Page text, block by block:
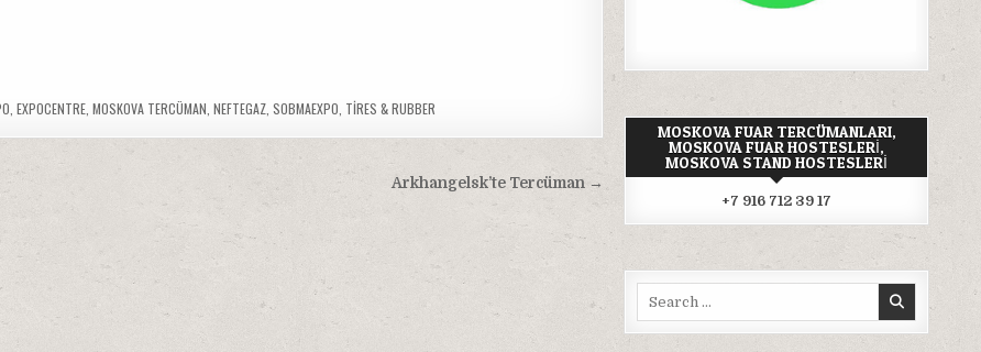
EXPOCENTRE, MOSKOVA TERCÜMAN NEFTEGAZ, SOBMAEXPO TIRES & RUBBER
Arkhangelsk’te Tercüman →
MOSKOVA FUAR TERCÜMANLARI,
MOSKOVA FUAR HOSTESLERI,
MOSKOVA STAND HOSTESLERI
+7 916 712 39 17